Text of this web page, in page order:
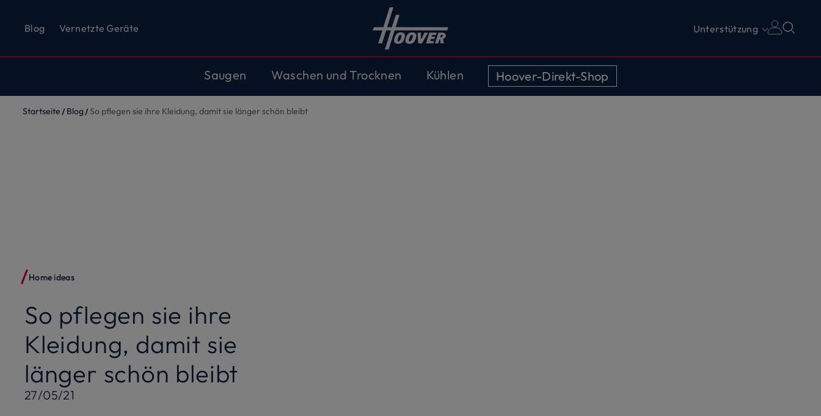
Blog Vernetzte Geräte Unterstützung
Saugen Waschen und Trocknen Kühlen Hoover-Direkt-Shop
Startseite Blog So pflegen sie ihre Kleidung, damit sie länger schön bleibt
Home ideas
So pflegen sie ihre
Kleidung, damit sie
länger schön bleibt
27/05/21